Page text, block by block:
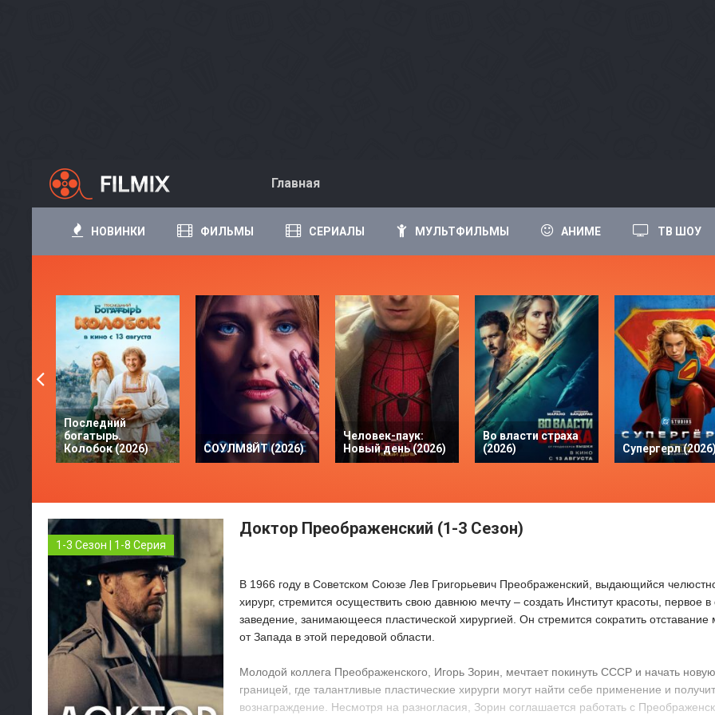
Главная
НОВИНКИ ФИЛЬМЫ СЕРИАЛЫ МУЛЬТФИЛЬМЫ АНИМЕ ТВ ШОУ
Последний
богатырь.
Колобок (2026)
СОУЛМ8ЙТ (2026)
Человек-паук:
Новый день (2026)
Во власти страха
(2026)
Супергерл
1-3 Сезон | 1-8 Серия
Доктор Преображенский (1-3 Сезон)
В 1966 году в Советском Союзе Лев Григорьевич Преображенский, выдающийся
хирург, стремится осуществить свою давнюю мечту – создать Институт красоты, первое в
заведение, занимающееся пластической хирургией. Он стремится сократить
от Запада в этой передовой области.
Молодой коллега Преображенского, Игорь Зорин, мечтает покинуть СССР и начать
границей, где талантливые пластические хирурги могут найти себе применение и
вознаграждение. Несмотря на разногласия, Зорин соглашается работать с